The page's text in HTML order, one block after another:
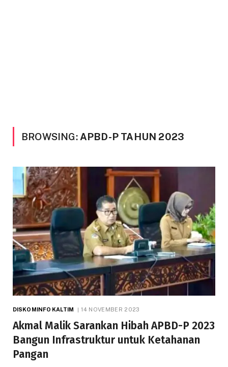
BROWSING: APBD-P TAHUN 2023
DISKOMINFO KALTIM 14 NOVEMBER 2023
Akmal Malik Sarankan Hibah APBD-P 2023
Bangun Infrastruktur untuk Ketahanan
Pangan